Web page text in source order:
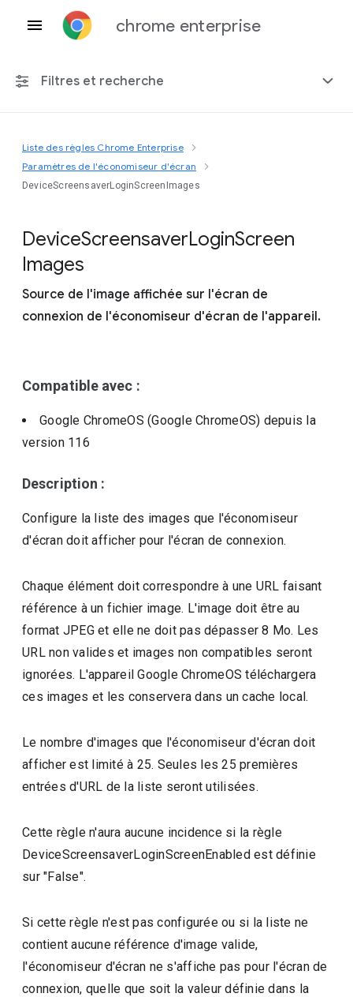
chrome enterprise
Filtres et recherche
Toute plate-forme
Chrome 151
Inclure les règles obsolètes
Liste des règles Chrome Enterprise
Paramètres de l'économiseur d'écran
DeviceScreensaverLoginScreenImages
DeviceScreensaverLoginScreen
Images
Source de l'image affichée sur l'écran de
connexion de l'économiseur d'écran de l'appareil.
Compatible avec :
Google ChromeOS (Google ChromeOS) depuis la
version 116
Description :
Configure la liste des images que l'économiseur
d'écran doit afficher pour l'écran de connexion.
Chaque élément doit correspondre à une URL faisant
référence à un fichier image. L'image doit être au
format JPEG et elle ne doit pas dépasser 8 Mo. Les
URL non valides et images non compatibles seront
ignorées. L'appareil Google ChromeOS téléchargera
ces images et les conservera dans un cache local.
Le nombre d'images que l'économiseur d'écran doit
afficher est limité à 25. Seules les 25 premières
entrées d'URL de la liste seront utilisées.
Cette règle n'aura aucune incidence si la règle
DeviceScreensaverLoginScreenEnabled est définie
sur "False".
Si cette règle n'est pas configurée ou si la liste ne
contient aucune référence d'image valide,
l'économiseur d'écran ne s'affiche pas pour l'écran de
connexion, quelle que soit la valeur définie dans la